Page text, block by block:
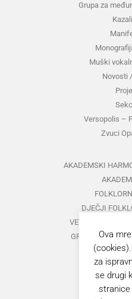
Grupa za
Muški
Novosti
Versopolis –
Zvuci
AKADEMSKI
DJEČJI
VETERANI
GRUPA ZA
MUŠKI
Ova
za
se drugi
stranice